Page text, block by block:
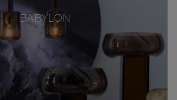
BABYLON